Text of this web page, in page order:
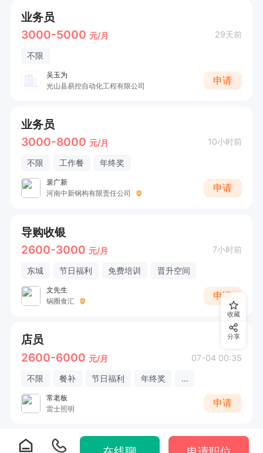
业务员
3000-5000 元/月 29天前
不限
吴玉为
光山县易控自动化工程有限公司
申请
业务员
3000-8000 元/月 10小时前
不限 工作餐 年终奖
裴广新
河南中新钢构有限责任公司
申请
导购收银
2600-3000 元/月 7小时前
东城 节日福利 免费培训 晋升空间
文先生
锅圈食汇
申请
店员
2600-6000 元/月 07-04 00:35
不限 餐补 节日福利 年终奖 ...
常老板
雷士照明
申请
收藏
分享